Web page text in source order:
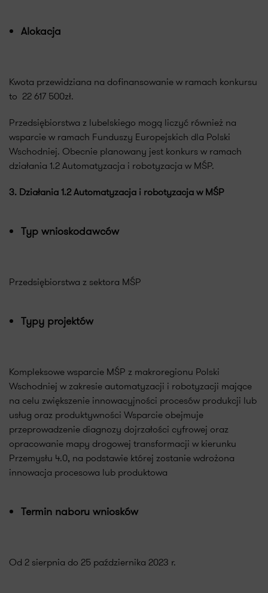
Alokacja
Kwota przewidziana na dofinansowanie w ramach konkursu
to 22 617 500zł.
Przedsiębiorstwa z lubelskiego mogą liczyć również na
wsparcie w ramach Funduszy Europejskich dla Polski
Wschodniej. Obecnie planowany jest konkurs w ramach
działania 1.2 Automatyzacja i robotyzacja w MŚP.
3. Działania 1.2 Automatyzacja i robotyzacja w MŚP
Typ wnioskodawców
Przedsiębiorstwa z sektora MŚP
Typy projektów
Kompleksowe wsparcie MŚP z makroregionu Polski
Wschodniej w zakresie automatyzacji i robotyzacji mające
na celu zwiększenie innowacyjności procesów produkcji lub
usług oraz produktywności Wsparcie obejmuje
przeprowadzenie diagnozy dojrzałości cyfrowej oraz
opracowanie mapy drogowej transformacji w kierunku
Przemysłu 4.0, na podstawie której zostanie wdrożona
innowacja procesowa lub produktowa
Termin naboru wniosków
Od 2 sierpnia do 25 października 2023 r.